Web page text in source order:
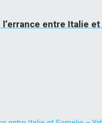
entre Italie